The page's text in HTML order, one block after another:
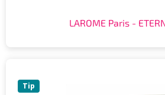
LAROME Paris -
Tip